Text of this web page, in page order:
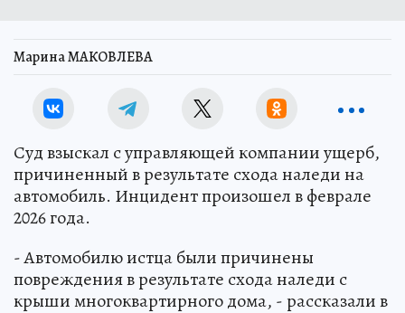
Марина МАКОВЛЕВА
Суд взыскал с управляющей компании ущерб,
причиненный в результате схода наледи на
автомобиль. Инцидент произошел в феврале
2026 года.
- Автомобилю истца были причинены
повреждения в результате схода наледи с
крыши многоквартирного дома, - рассказали в